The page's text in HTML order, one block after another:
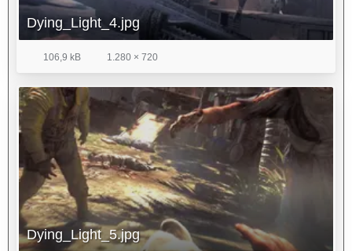
Dying_Light_4.jpg
106,9 kB 1.280 × 720
Dying_Light_5.jpg